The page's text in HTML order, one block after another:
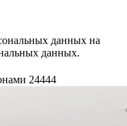
данных на
данных.
24444